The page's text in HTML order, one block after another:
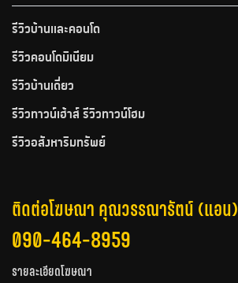
รีวิวบ้านและคอนโด
รีวิวคอนโดมิเนียม
รีวิวบ้านเดี่ยว
รีวิวทาวน์เฮ้าส์ รีวิวทาวน์โฮม
รีวิวอสังหาริมทรัพย์
ติดต่อโฆษณา คุณวรรณารัตน์ (แอน)
090-464-8959
รายละเอียดโฆษณา